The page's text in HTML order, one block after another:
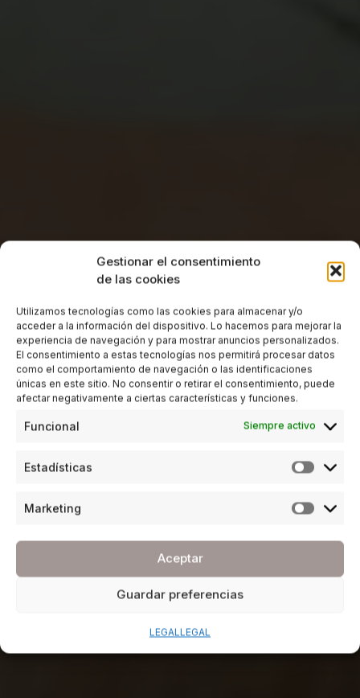
Gestionar el consentimiento
de las cookies
Utilizamos tecnologías como las cookies para almacenar y/o
acceder a la información del dispositivo. Lo hacemos para mejorar la
experiencia de navegación y para mostrar anuncios personalizados.
El consentimiento a estas tecnologías nos permitirá procesar datos
como el comportamiento de navegación o las identificaciones
únicas en este sitio. No consentir o retirar el consentimiento, puede
afectar negativamente a ciertas características y funciones.
Funcional Siempre activo
Estadísticas
Marketing
Aceptar
Guardar preferencias
LEGALLEGAL